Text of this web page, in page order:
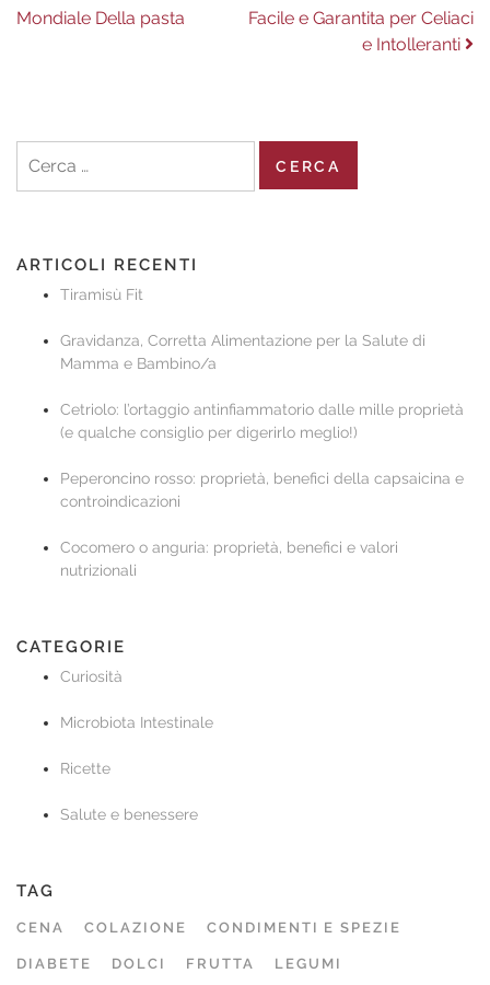
articoli
Mondiale Della pasta
Facile e Garantita per Celiaci
e Intolleranti
per:
ARTICOLI RECENTI
Tiramisù Fit
Gravidanza, Corretta Alimentazione per la Salute di
Mamma e Bambino/a
Cetriolo: l’ortaggio antinfiammatorio dalle mille proprietà
(e qualche consiglio per digerirlo meglio!)
Peperoncino rosso: proprietà, benefici della capsaicina e
controindicazioni
Cocomero o anguria: proprietà, benefici e valori
nutrizionali
CATEGORIE
Curiosità
Microbiota Intestinale
Ricette
Salute e benessere
TAG
CENA COLAZIONE CONDIMENTI E SPEZIE
DIABETE DOLCI FRUTTA LEGUMI